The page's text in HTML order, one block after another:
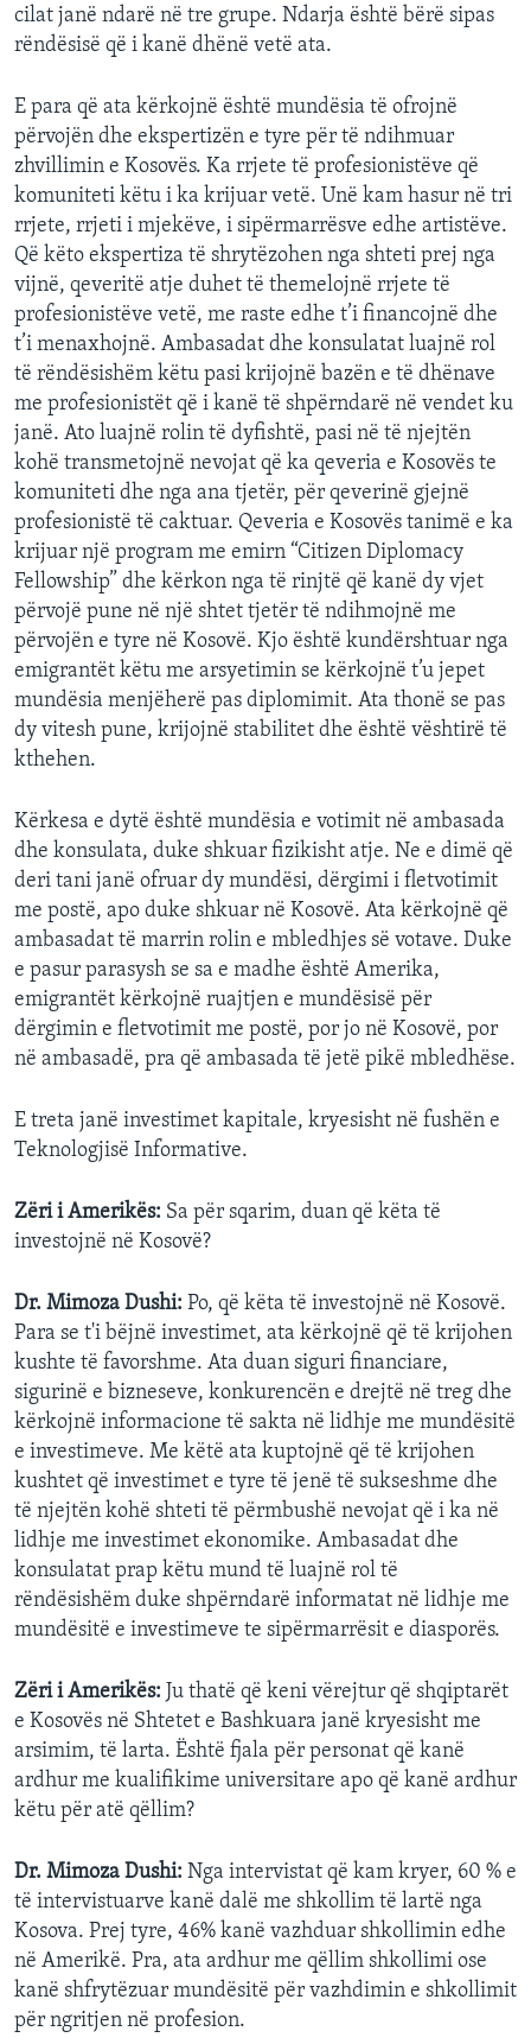
cilat janë ndarë në tre grupe. Ndarja është bërë sipas
rëndësisë që i kanë dhënë vetë ata.
E para që ata kërkojnë është mundësia të ofrojnë
përvojën dhe ekspertizën e tyre për të ndihmuar
zhvillimin e Kosovës. Ka rrjete të profesionistëve që
komuniteti këtu i ka krijuar vetë. Unë kam hasur në tri
rrjete, rrjeti i mjekëve, i sipërmarrësve edhe artistëve.
Që këto ekspertiza të shrytëzohen nga shteti prej nga
vijnë, qeveritë atje duhet të themelojnë rrjete të
profesionistëve vetë, me raste edhe t’i financojnë dhe
t’i menaxhojnë. Ambasadat dhe konsulatat luajnë rol
të rëndësishëm këtu pasi krijojnë bazën e të dhënave
me profesionistët që i kanë të shpërndarë në vendet ku
janë. Ato luajnë rolin të dyfishtë, pasi në të njejtën
kohë transmetojnë nevojat që ka qeveria e Kosovës te
komuniteti dhe nga ana tjetër, për qeverinë gjejnë
profesionistë të caktuar. Qeveria e Kosovës tanimë e ka
krijuar një program me emirn “Citizen Diplomacy
Fellowship” dhe kërkon nga të rinjtë që kanë dy vjet
përvojë pune në një shtet tjetër të ndihmojnë me
përvojën e tyre në Kosovë. Kjo është kundërshtuar nga
emigrantët këtu me arsyetimin se kërkojnë t’u jepet
mundësia menjëherë pas diplomimit. Ata thonë se pas
dy vitesh pune, krijojnë stabilitet dhe është vështirë të
kthehen.
Kërkesa e dytë është mundësia e votimit në ambasada
dhe konsulata, duke shkuar fizikisht atje. Ne e dimë që
deri tani janë ofruar dy mundësi, dërgimi i fletvotimit
me postë, apo duke shkuar në Kosovë. Ata kërkojnë që
ambasadat të marrin rolin e mbledhjes së votave. Duke
e pasur parasysh se sa e madhe është Amerika,
emigrantët kërkojnë ruajtjen e mundësisë për
dërgimin e fletvotimit me postë, por jo në Kosovë, por
në ambasadë, pra që ambasada të jetë pikë mbledhëse.
E treta janë investimet kapitale, kryesisht në fushën e
Teknologjisë Informative.
Zëri i Amerikës: Sa për sqarim, duan që këta të
investojnë në Kosovë?
Dr. Mimoza Dushi: Po, që këta të investojnë në Kosovë.
Para se t'i bëjnë investimet, ata kërkojnë që të krijohen
kushte të favorshme. Ata duan siguri financiare,
sigurinë e bizneseve, konkurencën e drejtë në treg dhe
kërkojnë informacione të sakta në lidhje me mundësitë
e investimeve. Me këtë ata kuptojnë që të krijohen
kushtet që investimet e tyre të jenë të sukseshme dhe
të njejtën kohë shteti të përmbushë nevojat që i ka në
lidhje me investimet ekonomike. Ambasadat dhe
konsulatat prap këtu mund të luajnë rol të
rëndësishëm duke shpërndarë informatat në lidhje me
mundësitë e investimeve te sipërmarrësit e diasporës.
Zëri i Amerikës: Ju thatë që keni vërejtur që shqiptarët
e Kosovës në Shtetet e Bashkuara janë kryesisht me
arsimim, të larta. Është fjala për personat që kanë
ardhur me kualifikime universitare apo që kanë ardhur
këtu për atë qëllim?
Dr. Mimoza Dushi: Nga intervistat që kam kryer, 60 % e
të intervistuarve kanë dalë me shkollim të lartë nga
Kosova. Prej tyre, 46% kanë vazhduar shkollimin edhe
në Amerikë. Pra, ata ardhur me qëllim shkollimi ose
kanë shfrytëzuar mundësitë për vazhdimin e shkollimit
për ngritjen në profesion.